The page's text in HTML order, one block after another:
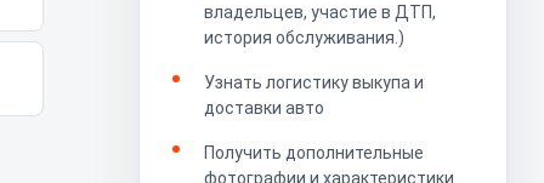
владельцев, участие в ДТП,
история обслуживания.)
Узнать логистику выкупа и
доставки авто
Получить дополнительные
фотографии и характеристики